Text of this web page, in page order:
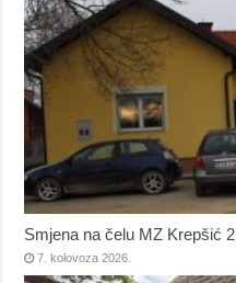
Smjena na čelu MZ Krepšić 2
7. kolovoza 2026.